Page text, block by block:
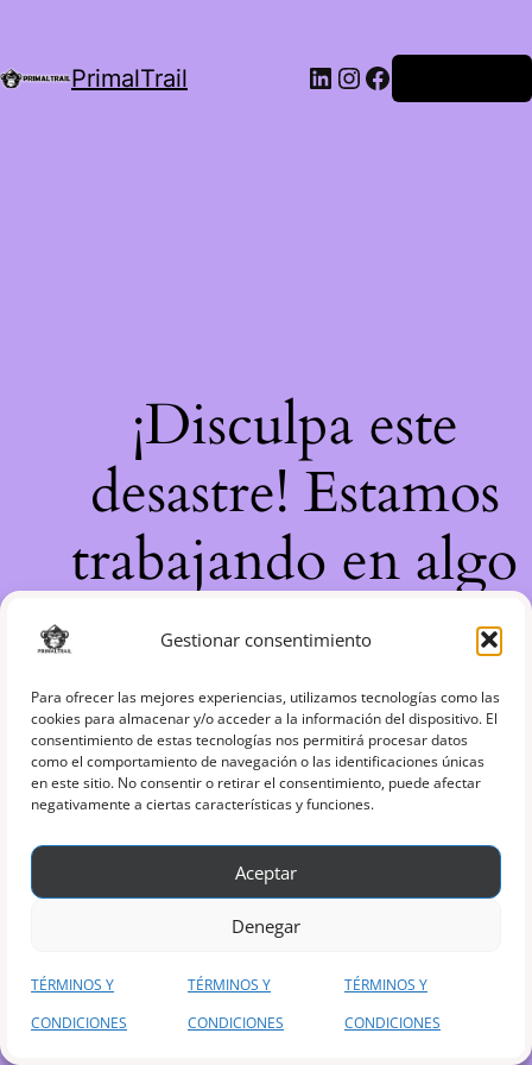
Gestionar consentimiento
Para ofrecer las mejores experiencias, utilizamos tecnologías como las
cookies para almacenar y/o acceder a la información del dispositivo. El
consentimiento de estas tecnologías nos permitirá procesar datos
como el comportamiento de navegación o las identificaciones únicas
en este sitio. No consentir o retirar el consentimiento, puede afectar
negativamente a ciertas características y funciones.
Aceptar
Denegar
TÉRMINOS Y
CONDICIONES
TÉRMINOS Y
CONDICIONES
TÉRMINOS Y
CONDICIONES
PrimalTrail LinkedIn
Instagram
Facebook
¡Disculpa este
desastre! Estamos
trabajando en algo
increíble, ¡vuelve
pronto!